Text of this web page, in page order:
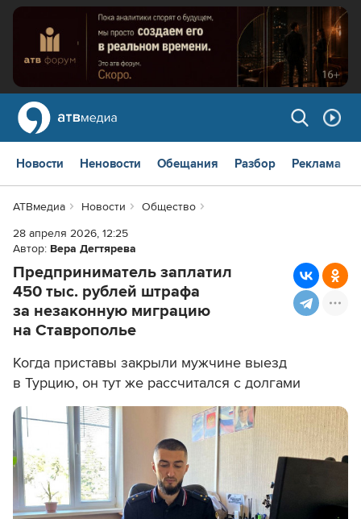
Новости Неновости Обещания Разбор Реклама
АТВмедиа Новости
Общество
28 апреля 2026, 12:25
Автор: Вера Дегтярева
Предприниматель заплатил
450 тыс. рублей штрафа
за незаконную миграцию
на Ставрополье
Когда приставы закрыли мужчине выезд
в Турцию, он тут же рассчитался с долгами